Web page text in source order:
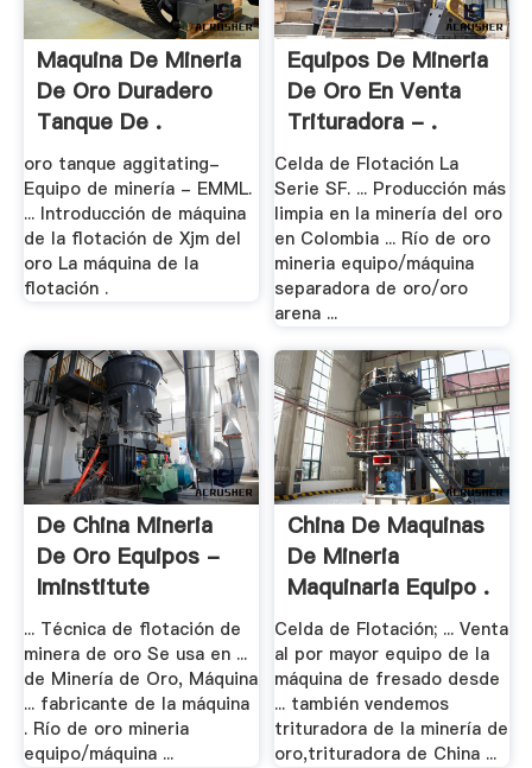
Maquina De Mineria
De Oro Duradero
Tanque De .
oro tanque aggitating-
Equipo de minería - EMML.
... Introducción de máquina
de la flotación de Xjm del
oro La máquina de la
flotación .
Equipos De Mineria
De Oro En Venta
Trituradora - .
Celda de Flotación La
Serie SF. ... Producción más
limpia en la minería del oro
en Colombia ... Río de oro
mineria equipo/máquina
separadora de oro/oro
arena ...
De China Mineria
De Oro Equipos -
Iminstitute
... Técnica de flotación de
minera de oro Se usa en ...
de Minería de Oro, Máquina
... fabricante de la máquina
. Río de oro mineria
equipo/máquina ...
China De Maquinas
De Mineria
Maquinaria Equipo .
Celda de Flotación; ... Venta
al por mayor equipo de la
máquina de fresado desde
... también vendemos
trituradora de la minería de
oro,trituradora de China ...